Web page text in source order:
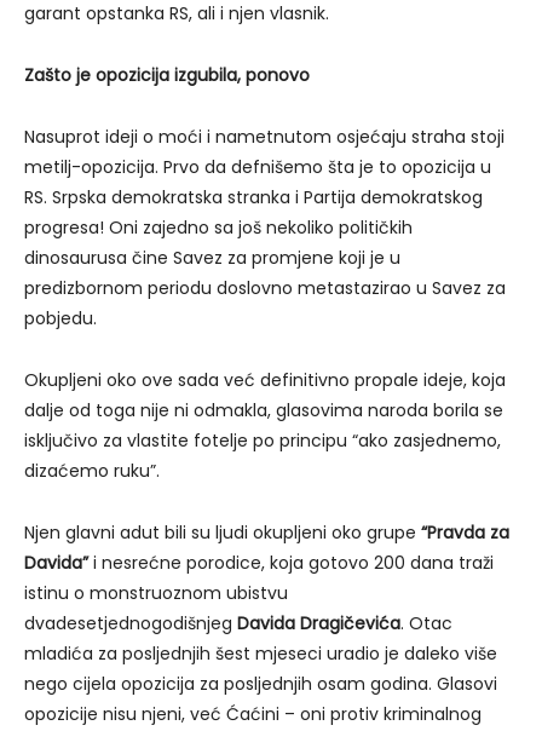
garant opstanka RS, ali i njen vlasnik.
Zašto je opozicija izgubila, ponovo
Nasuprot ideji o moći i nametnutom osjećaju straha stoji
metilj-opozicija. Prvo da defnišemo šta je to opozicija u
RS. Srpska demokratska stranka i Partija demokratskog
progresa! Oni zajedno sa još nekoliko političkih
dinosaurusa čine Savez za promjene koji je u
predizbornom periodu doslovno metastazirao u Savez za
pobjedu.
Okupljeni oko ove sada već definitivno propale ideje, koja
dalje od toga nije ni odmakla, glasovima naroda borila se
isključivo za vlastite fotelje po principu “ako zasjednemo,
dizaćemo ruku”.
Njen glavni adut bili su ljudi okupljeni oko grupe “Pravda za
Davida”i nesrećne porodice, koja gotovo 200 dana traži
istinu o monstruoznom ubistvu
dvadesetjednogodišnjeg Davida Dragičevića. Otac
mladića za posljednjih šest mjeseci uradio je daleko više
nego cijela opozicija za posljednjih osam godina. Glasovi
opozicije nisu njeni, već Ćaćini – oni protiv kriminalnog